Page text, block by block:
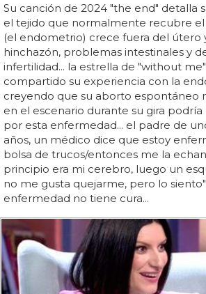
Su canción de 2024 "the end" detalla
el tejido que normalmente recubre
(el endometrio) crece fuera del útero
hinchazón, problemas intestinales y
infertilidad... la estrella de "without
compartido su experiencia con la
creyendo que su aborto espontáneo
en el escenario durante su gira
por esta enfermedad... el padre de
años, un médico dice que estoy
bolsa de trucos/entonces me la
principio era mi cerebro, luego un
no me gusta quejarme, pero lo
enfermedad no tiene cura...